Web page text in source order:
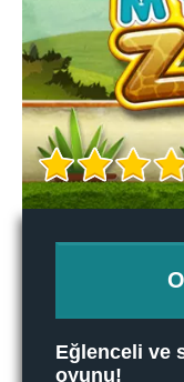
Eğlenceli ve
oyunu!